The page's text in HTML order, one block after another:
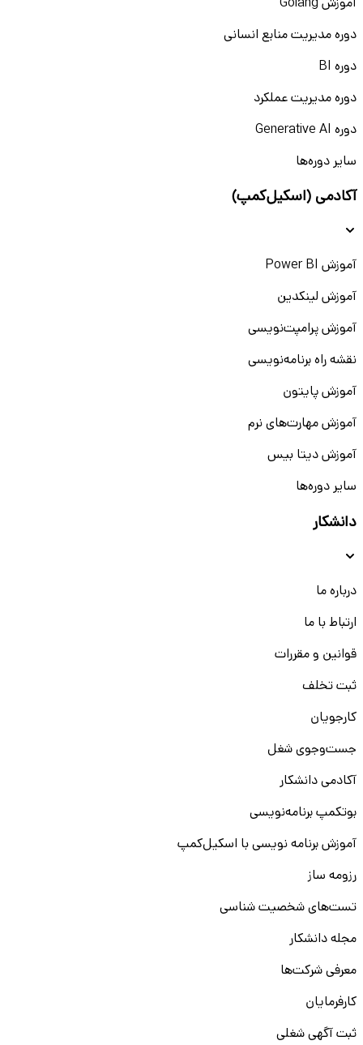
آموزش Golang
دوره مدیریت منابع انسانی
دوره BI
دوره مدیریت عملکرد
دوره Generative AI
سایر دوره‌ها
آکادمی (اسکیل‌کمپ)
آموزش Power BI
آموزش لینکدین
آموزش پرامپت‌نویسی
نقشه راه برنامه‌نویسی
آموزش پایتون
آموزش مهارت‌های نرم
آموزش دیتا بیس
سایر دوره‌ها
دانشکار
درباره ما
ارتباط با ما
قوانین و مقررات
ثبت تخلف
کارجویان
جست‌و‌جوی شغل
آکادمی دانشکار
بوتکمپ برنامه‌نویسی
آموزش برنامه نویسی با اسکیل‌کمپ
رزومه ساز
تست‌های شخصیت شناسی
مجله دانشکار
معرفی شرکت‌ها
کارفرمایان
ثبت آگهی شغلی